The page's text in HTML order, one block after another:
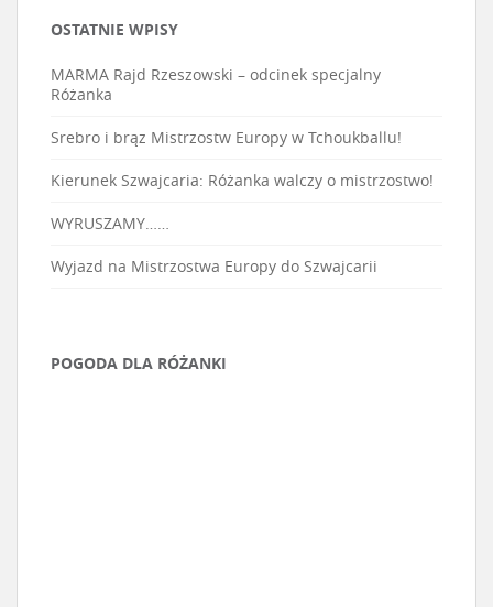
OSTATNIE WPISY
MARMA Rajd Rzeszowski – odcinek specjalny
Różanka
Srebro i brąz Mistrzostw Europy w Tchoukballu!
Kierunek Szwajcaria: Różanka walczy o mistrzostwo!
WYRUSZAMY……
Wyjazd na Mistrzostwa Europy do Szwajcarii
POGODA DLA RÓŻANKI